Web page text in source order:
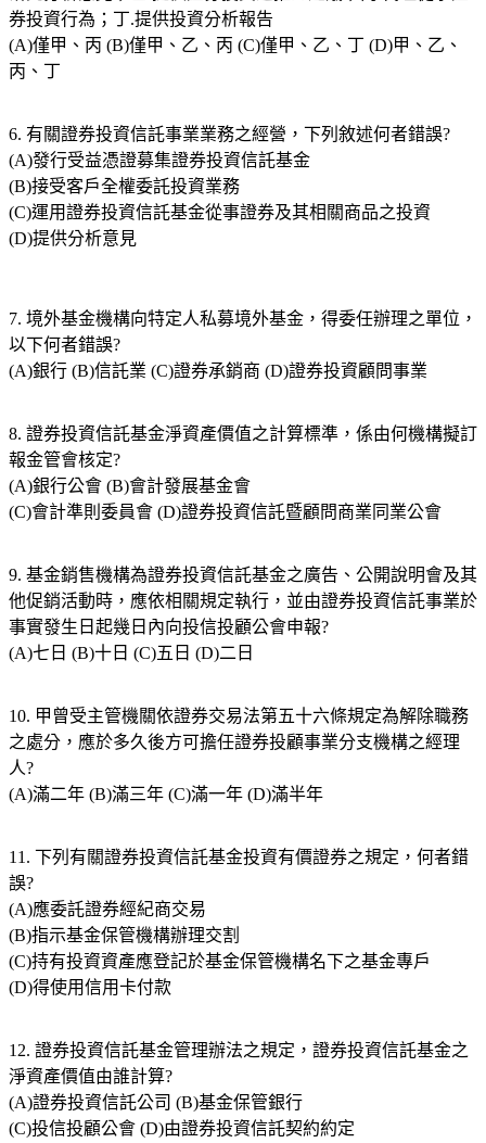
券投資行為；丁.提供投資分析報告
(A)僅甲、丙 (B)僅甲、乙、丙 (C)僅甲、乙、丁 (D)甲、乙、
丙、丁
6. 有關證券投資信託事業業務之經營，下列敘述何者錯誤?
(A)發行受益憑證募集證券投資信託基金
(B)接受客戶全權委託投資業務
(C)運用證券投資信託基金從事證券及其相關商品之投資
(D)提供分析意見
7. 境外基金機構向特定人私募境外基金，得委任辦理之單位，
以下何者錯誤?
(A)銀行 (B)信託業 (C)證券承銷商 (D)證券投資顧問事業
8. 證券投資信託基金淨資產價值之計算標準，係由何機構擬訂
報金管會核定?
(A)銀行公會 (B)會計發展基金會
(C)會計準則委員會 (D)證券投資信託暨顧問商業同業公會
9. 基金銷售機構為證券投資信託基金之廣告、公開說明會及其
他促銷活動時，應依相關規定執行，並由證券投資信託事業於
事實發生日起幾日內向投信投顧公會申報?
(A)七日 (B)十日 (C)五日 (D)二日
10. 甲曾受主管機關依證券交易法第五十六條規定為解除職務
之處分，應於多久後方可擔任證券投顧事業分支機構之經理
人?
(A)滿二年 (B)滿三年 (C)滿一年 (D)滿半年
11. 下列有關證券投資信託基金投資有價證券之規定，何者錯
誤?
(A)應委託證券經紀商交易
(B)指示基金保管機構辦理交割
(C)持有投資資產應登記於基金保管機構名下之基金專戶
(D)得使用信用卡付款
12. 證券投資信託基金管理辦法之規定，證券投資信託基金之
淨資產價值由誰計算?
(A)證券投資信託公司 (B)基金保管銀行
(C)投信投顧公會 (D)由證券投資信託契約約定